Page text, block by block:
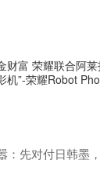
财富 荣耀联合阿
机”-荣耀Robot
：先对付日韩墨